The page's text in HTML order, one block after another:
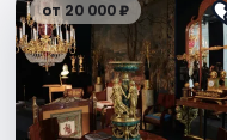
от 20 000 ₽